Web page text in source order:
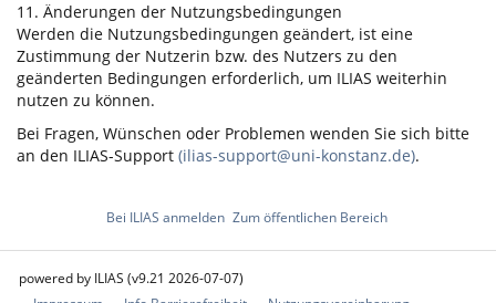
11. Änderungen der Nutzungsbedingungen
Werden die Nutzungsbedingungen geändert, ist eine
Zustimmung der Nutzerin bzw. des Nutzers zu den
geänderten Bedingungen erforderlich, um ILIAS weiterhin
nutzen zu können.
Bei Fragen, Wünschen oder Problemen wenden Sie sich bitte
an den ILIAS-Support (ilias-support@uni-konstanz.de).
Bei ILIAS anmelden Zum öffentlichen Bereich
powered by ILIAS (v9.21 2026-07-07)